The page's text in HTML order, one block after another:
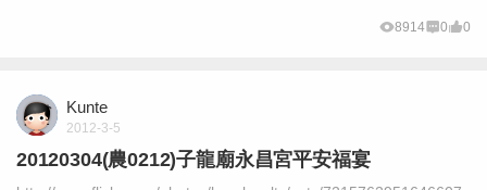
8914 0 0
Kunte
2012-3-5
20120304(農0212)子龍廟永昌宮平安福宴